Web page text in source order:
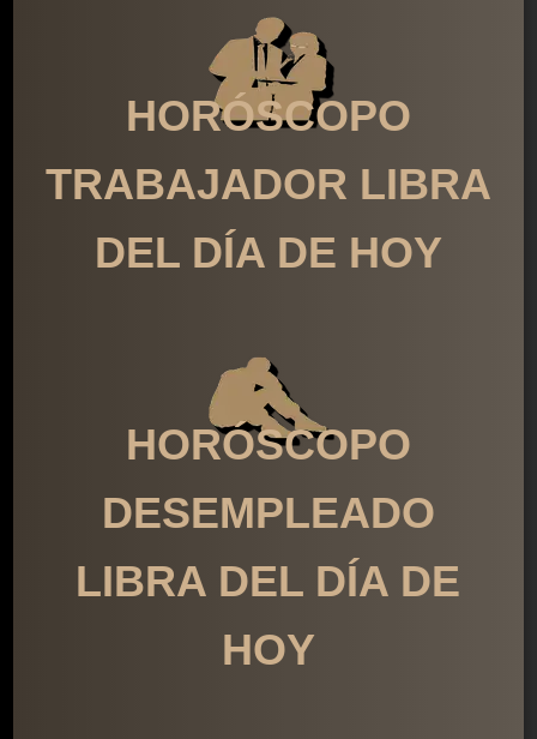
HORÓSCOPO
TRABAJADOR LIBRA
DEL DÍA DE HOY
HORÓSCOPO
DESEMPLEADO
LIBRA DEL DÍA DE
HOY